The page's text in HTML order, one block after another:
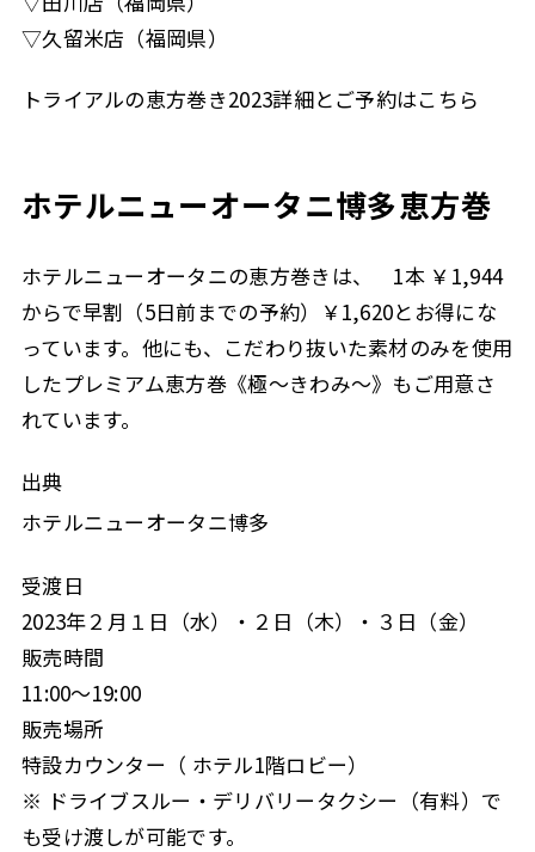
▽久留米店（福岡県）
トライアルの恵方巻き2023詳細とご予約はこちら
ホテルニューオータニ博多恵方巻
ホテルニューオータニの恵方巻きは、 1本 ￥1,944
からで早割（5日前までの予約）￥1,620とお得にな
っています。他にも、こだわり抜いた素材のみを使用
したプレミアム恵方巻《極～きわみ～》もご用意さ
れています。
出典
ホテルニューオータニ博多
受渡日
2023年２月１日（水）・２日（木）・３日（金）
販売時間
11:00～19:00
販売場所
特設カウンター（ ホテル1階ロビー）
※ ドライブスルー・デリバリータクシー（有料）で
も受け渡しが可能です。